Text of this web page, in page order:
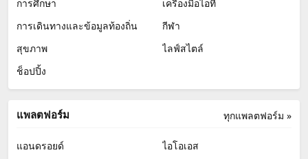
การศึกษา
เครื่องมือไอที
การเดินทางและข้อมูลท้องถิ่น
กีฬา
สุขภาพ
ไลฟ์สไตล์
ช็อปปิ้ง
ทุกแพลตฟอร์ม »
แพลตฟอร์ม
แอนดรอยด์
ไอโอเอส